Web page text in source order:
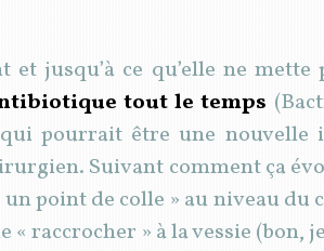
et jusqu’à ce qu’elle ne
tout le temps
pourrait être une nouvelle
Suivant comment ça
point de colle » au niveau
« raccrocher » à la vessie